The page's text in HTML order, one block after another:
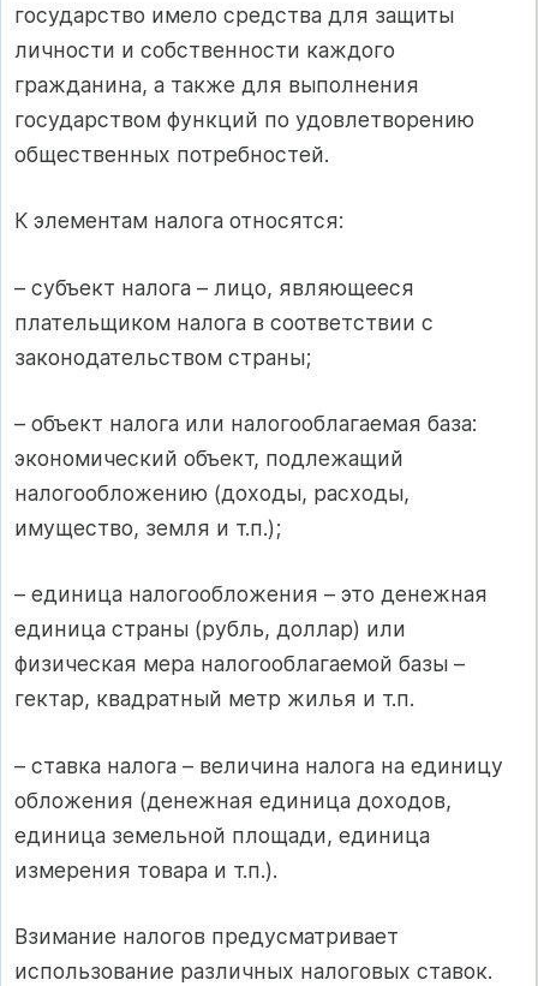
государство имело средства для защиты
личности и собственности каждого
гражданина, а также для выполнения
государством функций по удовлетворению
общественных потребностей.
К элементам налога относятся:
– субъект налога – лицо, являющееся
плательщиком налога в соответствии с
законодательством страны;
– объект налога или налогооблагаемая база:
экономический объект, подлежащий
налогообложению (доходы, расходы,
имущество, земля и т.п.);
– единица налогообложения – это денежная
единица страны (рубль, доллар) или
физическая мера налогооблагаемой базы –
гектар, квадратный метр жилья и т.п.
– ставка налога – величина налога на единицу
обложения (денежная единица доходов,
единица земельной площади, единица
измерения товара и т.п.).
Взимание налогов предусматривает
использование различных налоговых ставок.